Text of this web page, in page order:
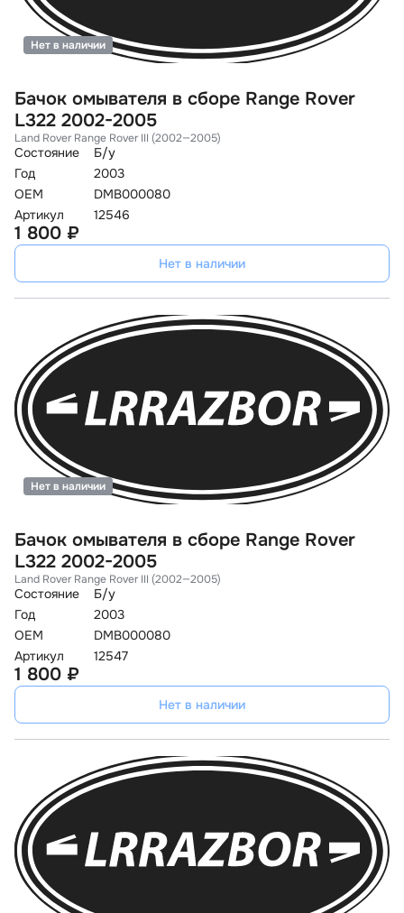
Бачок омывателя в сборе Range Rover
L322 2002-2005
Land Rover Range Rover III (2002—2005)
Состояние
Б/у
Год
2003
OEM
DMB000080
Артикул
12546
Нет в наличии
1 800 ₽
Нет в наличии
Бачок омывателя в сборе Range Rover
L322 2002-2005
Land Rover Range Rover III (2002—2005)
Состояние
Б/у
Год
2003
OEM
DMB000080
Артикул
12547
Нет в наличии
1 800 ₽
Нет в наличии